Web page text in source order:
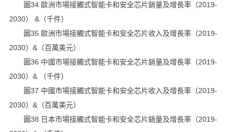
圖34 歐洲市場接觸式智能卡和安全芯片銷量及增長率（2019-
2030） &（千件）
圖35 歐洲市場接觸式智能卡和安全芯片收入及增長率（2019-
2030）&（百萬美元）
圖36 中國市場接觸式智能卡和安全芯片銷量及增長率（2019-
2030）& （千件）
圖37 中國市場接觸式智能卡和安全芯片收入及增長率（2019-
2030）&（百萬美元）
圖38 日本市場接觸式智能卡和安全芯片銷量及增長率（2019-